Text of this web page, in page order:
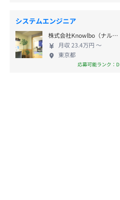
システムエンジニア
株式会社Knowlbo（ナルボ）
月収 23.4万円 〜
東京都
応募可能ランク：D